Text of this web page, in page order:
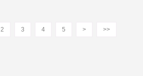
2 3 4 5 > >>